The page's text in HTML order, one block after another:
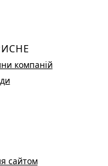
компаній
сайтом